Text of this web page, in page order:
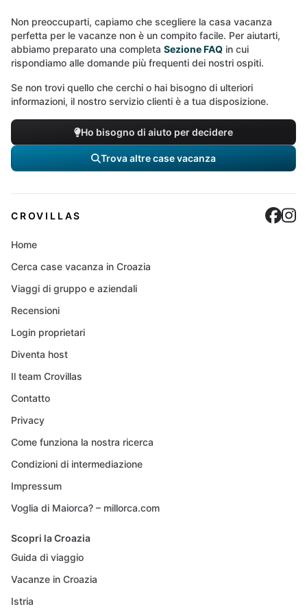
Non preoccuparti, capiamo che scegliere la casa vacanza
perfetta per le vacanze non è un compito facile. Per aiutarti,
abbiamo preparato una completa Sezione FAQ in cui
rispondiamo alle domande più frequenti dei nostri ospiti.
Se non trovi quello che cerchi o hai bisogno di ulteriori
informazioni, il nostro servizio clienti è a tua disposizione.
Ho bisogno di aiuto per decidere
Trova altre case vacanza
CROVILLAS
Home
Cerca case vacanza in Croazia
Viaggi di gruppo e aziendali
Recensioni
Login proprietari
Diventa host
Il team Crovillas
Contatto
Privacy
Come funziona la nostra ricerca
Condizioni di intermediazione
Impressum
Voglia di Maiorca? – millorca.com
Scopri la Croazia
Guida di viaggio
Vacanze in Croazia
Istria